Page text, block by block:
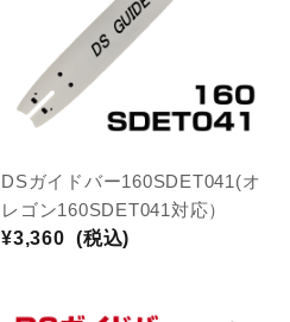
DSガイドバー160SDET041(オ
レゴン160SDET041対応）
¥3,360 (税込)